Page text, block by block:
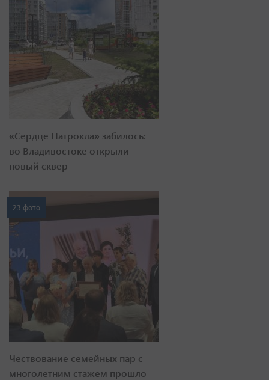
«Сердце Патрокла» забилось:
во Владивостоке открыли
новый сквер
23 фото
Чествование семейных пар с
многолетним стажем прошло